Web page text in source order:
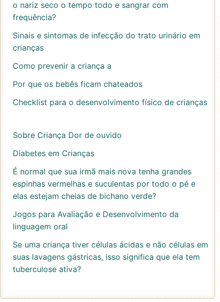
o nariz seco o tempo todo e sangrar com
frequência?
Sinais e sintomas de infecção do trato urinário em
crianças
Como prevenir a criança a
Por que os bebês ficam chateados
Checklist para o desenvolvimento físico de crianças
Sobre Criança Dor de ouvido
Diabetes em Crianças
É normal que sua irmã mais nova tenha grandes
espinhas vermelhas e suculentas por todo o pé e
elas estejam cheias de bichano verde?
Jogos para Avaliação e Desenvolvimento da
linguagem oral
Se uma criança tiver células ácidas e não células em
suas lavagens gástricas, isso significa que ela tem
tuberculose ativa?